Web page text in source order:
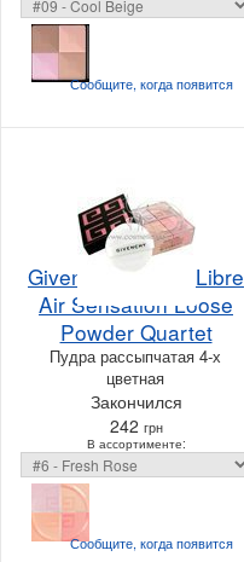
Сообщите, когдапоявится
Givenchy Prisme Libre
Air Sensation Loose
Powder Quartet
Пудра рассыпчатая 4-х
цветная
Закончился
242 грн
В ассортименте:
Сообщите, когдапоявится